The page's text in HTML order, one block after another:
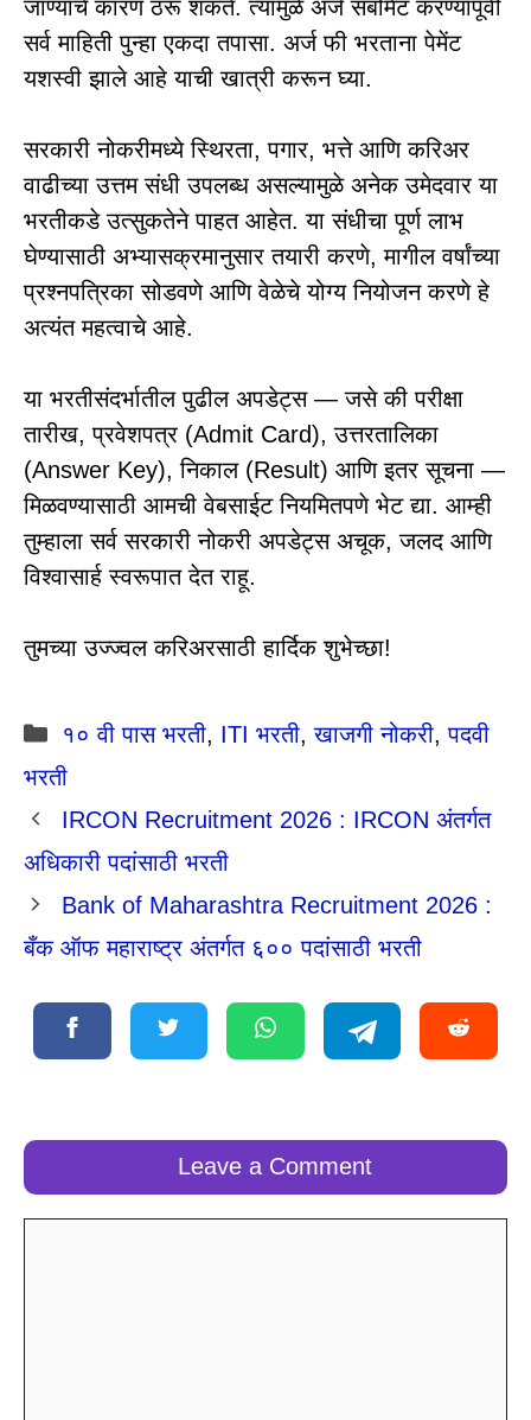
जाण्याचे कारण ठरू शकते. त्यामुळे अर्ज सबमिट करण्यापूर्वी
सर्व माहिती पुन्हा एकदा तपासा. अर्ज फी भरताना पेमेंट
यशस्वी झाले आहे याची खात्री करून घ्या.
सरकारी नोकरीमध्ये स्थिरता, पगार, भत्ते आणि करिअर
वाढीच्या उत्तम संधी उपलब्ध असल्यामुळे अनेक उमेदवार या
भरतीकडे उत्सुकतेने पाहत आहेत. या संधीचा पूर्ण लाभ
घेण्यासाठी अभ्यासक्रमानुसार तयारी करणे, मागील वर्षांच्या
प्रश्नपत्रिका सोडवणे आणि वेळेचे योग्य नियोजन करणे हे
अत्यंत महत्वाचे आहे.
या भरतीसंदर्भातील पुढील अपडेट्स — जसे की परीक्षा
तारीख, प्रवेशपत्र (Admit Card), उत्तरतालिका
(Answer Key), निकाल (Result) आणि इतर सूचना —
मिळवण्यासाठी आमची वेबसाईट नियमितपणे भेट द्या. आम्ही
तुम्हाला सर्व सरकारी नोकरी अपडेट्स अचूक, जलद आणि
विश्वासार्ह स्वरूपात देत राहू.
तुमच्या उज्ज्वल करिअरसाठी हार्दिक शुभेच्छा!
Categories
१० वी पास भरती, ITI भरती,खाजगी नोकरी,पदवी
भरती
IRCON Recruitment 2026 : IRCON अंतर्गत
अधिकारी पदांसाठी भरती
Bank of Maharashtra Recruitment 2026 :
बँक ऑफ महाराष्ट्र अंतर्गत ६०० पदांसाठी भरती
Leave a Comment